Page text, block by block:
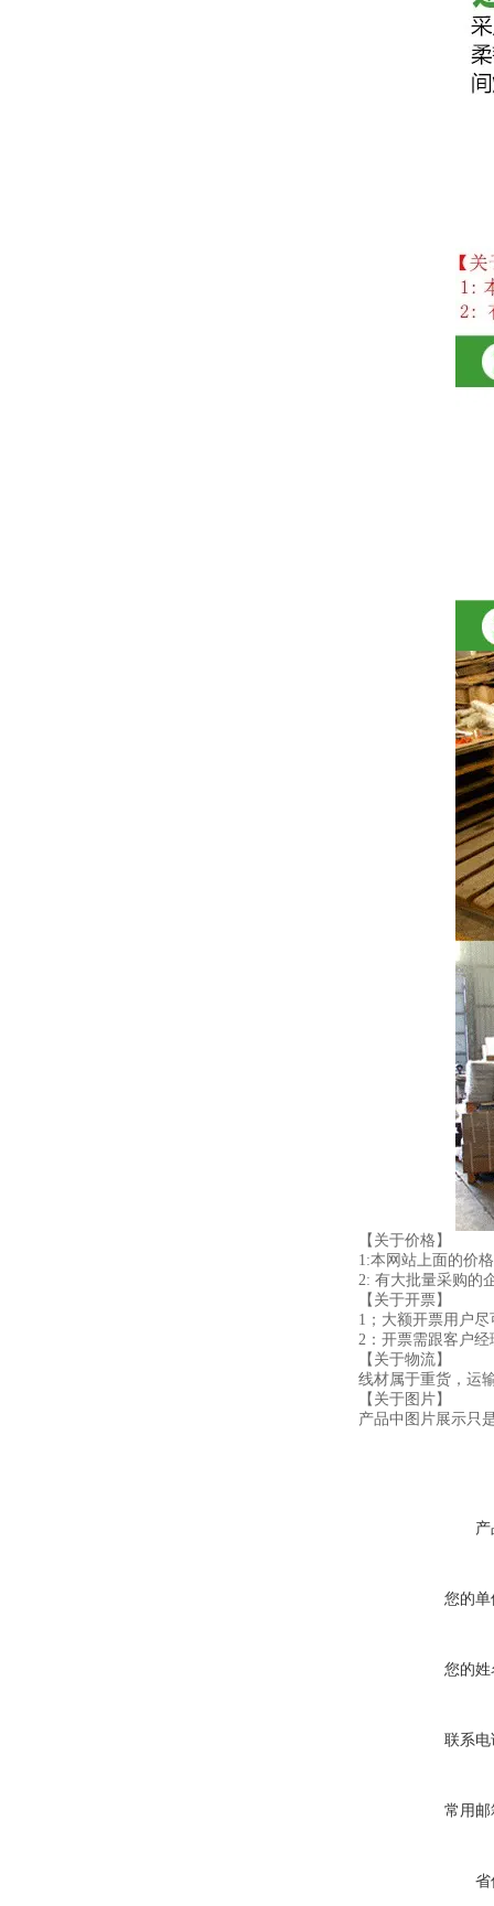
【关于价格】
1:本网站上面的价
2: 有大批量采购的
【关于开票】
1；大额开票用户
2：开票需跟客户
【关于物流】
线材属于重货，运
【关于图片】
产品中图片展示只
您的单
您的姓
联系电
常用邮
省